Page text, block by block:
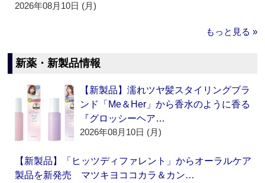
2026年08月10日 (月)
もっと見る »
新薬・新製品情報
【新製品】濡れツヤ髪スタイリングブラ
ンド「Me＆Her」から香水のように香る
『グロッシーヘア…
2026年08月10日 (月)
【新製品】「ヒッツディファレント」からオーラルケア
製品を新発売 マツキヨココカラ＆カン…